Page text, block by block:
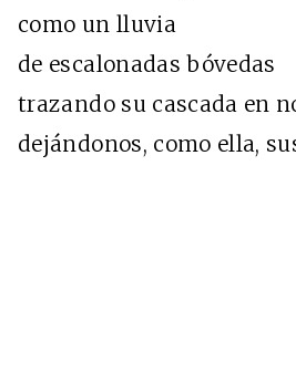
como un lluvia
de escalonadas bóvedas
trazando su cascada en
dejándonos, como ella,